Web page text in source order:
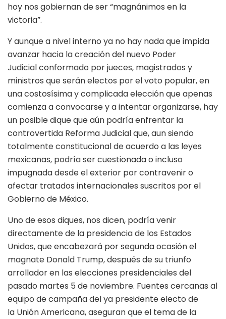
hoy nos gobiernan de ser “magnánimos en la
victoria”.
Y aunque a nivel interno ya no hay nada que impida
avanzar hacia la creación del nuevo Poder
Judicial conformado por jueces, magistrados y
ministros que serán electos por el voto popular, en
una costosísima y complicada elección que apenas
comienza a convocarse y a intentar organizarse, hay
un posible dique que aún podría enfrentar la
controvertida Reforma Judicial que, aun siendo
totalmente constitucional de acuerdo a las leyes
mexicanas, podría ser cuestionada o incluso
impugnada desde el exterior por contravenir o
afectar tratados internacionales suscritos por el
Gobierno de México.
Uno de esos diques, nos dicen, podría venir
directamente de la presidencia de los Estados
Unidos, que encabezará por segunda ocasión el
magnate Donald Trump, después de su triunfo
arrollador en las elecciones presidenciales del
pasado martes 5 de noviembre. Fuentes cercanas al
equipo de campaña del ya presidente electo de
la Unión Americana, aseguran que el tema de la